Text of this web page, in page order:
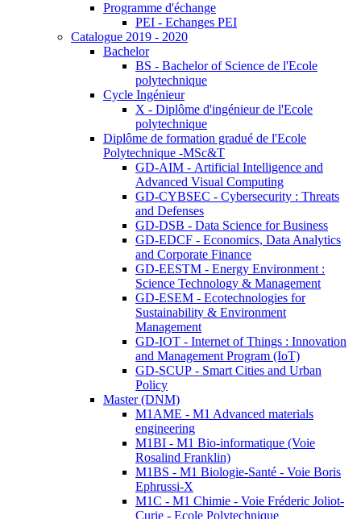
Programme d'échange
PEI - Echanges PEI
Catalogue 2019 - 2020
Bachelor
BS - Bachelor of Science de l'Ecole
polytechnique
Cycle Ingénieur
X - Diplôme d'ingénieur de l'Ecole
polytechnique
Diplôme de formation gradué de l'Ecole
Polytechnique -MSc&T
GD-AIM - Artificial Intelligence and
Advanced Visual Computing
GD-CYBSEC - Cybersecurity : Threats
and Defenses
GD-DSB - Data Science for Business
GD-EDCF - Economics, Data Analytics
and Corporate Finance
GD-EESTM - Energy Environment :
Science Technology & Management
GD-ESEM - Ecotechnologies for
Sustainability & Environment
Management
GD-IOT - Internet of Things : Innovation
and Management Program (IoT)
GD-SCUP - Smart Cities and Urban
Policy
Master (DNM)
M1AME - M1 Advanced materials
engineering
M1BI - M1 Bio-informatique (Voie
Rosalind Franklin)
M1BS - M1 Biologie-Santé - Voie Boris
Ephrussi-X
M1C - M1 Chimie - Voie Fréderic Joliot-
Curie - Ecole Polytechnique